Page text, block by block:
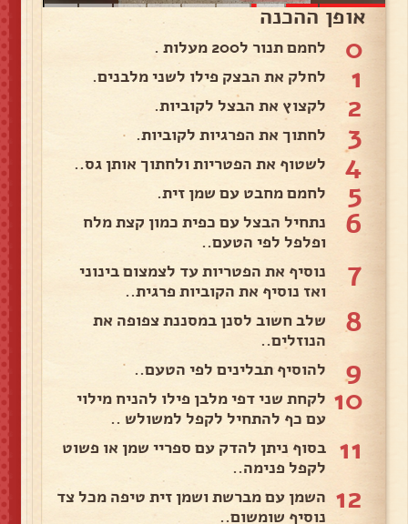
אופן ההכנה
0 לחמם תנור ל200 מעלות .
1 לחלק את הבצק פילו לשני מלבנים.
2 לקצוץ את הבצל לקוביות.
3 לחתוך את הפרגיות לקוביות.
4 לשטוף את הפטריות ולחתוך אותן גס..
5 לחמם מחבט עם שמן זית.
6
נתחיל הבצל עם כפית כמון קצת מלח
ופלפל לפי הטעם..
7
נוסיף את הפטריות עד לצמצום בינוני
ואז נוסיף את הקוביות פרגית..
8
שלב חשוב לסנן במסננת צפופה את
הנוזלים..
9 להוסיף תבלינים לפי הטעם..
10 לקחת שני דפי מלבן פילו להניח מילוי
עם כף להתחיל לקפל למשולש ..
11
בסוף ניתן להדק עם ספריי שמן או פשוט
לקפל פנימה..
12 השמן עם מברשת ושמן זית טיפה מכל צד
נוסיף שומשום..